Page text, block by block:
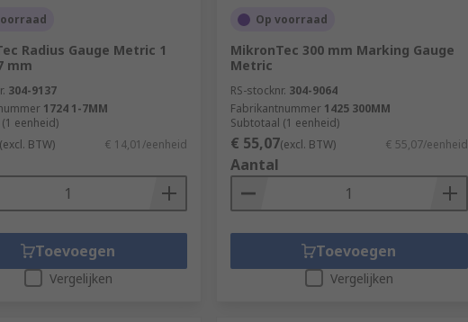
Radius Gauge Metric 1
mm
304-9137
1724 1-7MM
eenheid)
(excl. BTW) € 14,01/eenheid
Toevoegen
Vergelijken
Op voorraad
MikronTec 300 mm Marking Gauge
Metric
RS-stocknr. 304-9064
Fabrikantnummer 1425 300MM
Subtotaal (1 eenheid)
€ 55,07(excl. BTW) € 55,07/eenheid
Aantal
Toevoegen
Vergelijken